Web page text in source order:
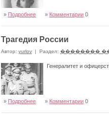
» Подробнее » Комментарии 0
Трагедия России
Автор: yurlov | Раздел: ��������
Генералитет и
» Подробнее » Комментарии 0